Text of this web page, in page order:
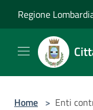
Regione
Home > Enti